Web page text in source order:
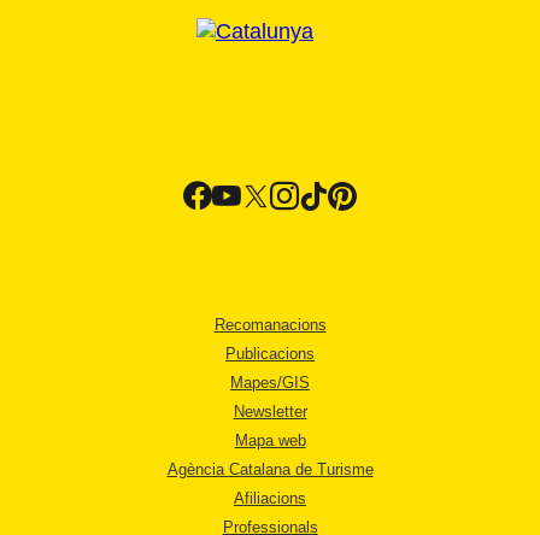
Recomanacions
Publicacions
Mapes/GIS
Newsletter
Mapa web
Agència Catalana de Turisme
Afiliacions
Professionals